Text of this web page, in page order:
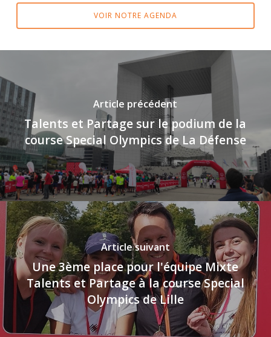
VOIR NOTRE AGENDA
Article précédent
Talents et Partage sur le podium de la
course Special Olympics de La Défense
Article suivant
Une 3ème place pour l'équipe Mixte
Talents et Partage à la course Special
Olympics de Lille